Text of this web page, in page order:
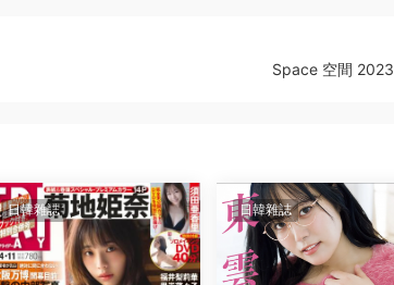
Space 空間
日韓雜誌 日韓雜誌